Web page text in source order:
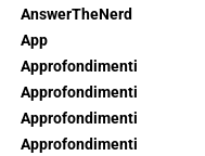
AnswerTheNerd
App
Approfondimenti
Approfondimenti
Approfondimenti
Approfondimenti